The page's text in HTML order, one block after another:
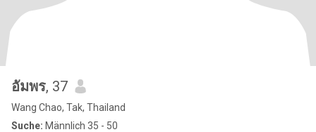
อัมพร, 37
Wang Chao, Tak, Thailand
Suche: Männlich 35 - 50